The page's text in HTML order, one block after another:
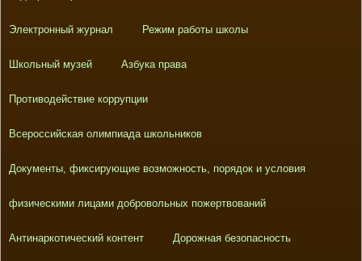
Электронный журнал Режим работы школы
Школьный музей Азбука права
Противодействие коррупции
Всероссийская олимпиада школьников
Документы, фиксирующие возможность, порядок и условия
физическими лицами добровольных пожертвований
Антинаркотический контент Дорожная безопасность